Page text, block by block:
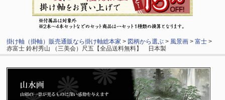
掛け軸（掛軸）販売通販なら掛け軸総本家 > 図柄から選ぶ > 風景画 >富士 >
赤富士 鈴村秀山 （三美会）尺五【全品送料無料】 日本製